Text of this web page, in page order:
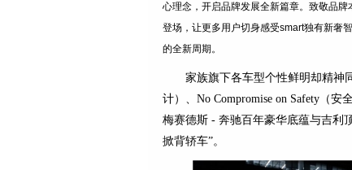
心理念，开启品牌发展全新篇章。致敬品
登场，让更多用户切身感受smart独有新奢
的全新周期。
家族旗下各车型个性鲜明却精神
计）、No Compromise on Safety（安
梅赛德斯 - 奔驰百年豪华底蕴与吉利
掀背轿车”。